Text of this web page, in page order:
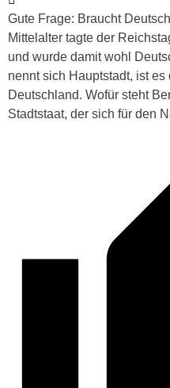
Gute Frage: Braucht
Mittelalter tagte der
und wurde damit wohl
nennt sich Hauptstadt, ist
Deutschland. Wofür steht
Stadtstaat, der sich für den